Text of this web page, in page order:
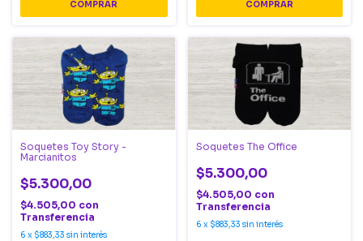
Soquetes Toy Story -
Marcianitos
$5.300,00
$4.505,00 con
Transferencia
6 x $883,33 sin interés
Soquetes The Office
$5.300,00
$4.505,00 con
Transferencia
6 x $883,33 sin interés